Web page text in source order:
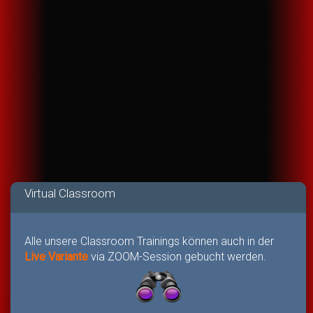
Virtual Classroom
Alle unsere Classroom Trainings können auch in der
Live Variante via ZOOM-Session gebucht werden.